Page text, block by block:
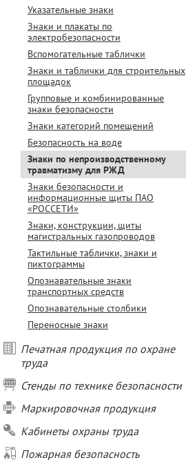
Указательные знаки
Знаки и плакаты по
электробезопасности
Вспомогательные таблички
Знаки и таблички для строительных
площадок
Групповые и комбинированные
знаки безопасности
Знаки категорий помещений
Безопасность на воде
Знаки по непроизводственному
травматизму для РЖД
Знаки безопасности и
информационные щиты ПАО
«РОССЕТИ»
Знаки, конструкции, щиты
магистральных газопроводов
Тактильные таблички, знаки и
пиктограммы
Опознавательные знаки
транспортных средств
Опознавательные столбики
Переносные знаки
Печатная продукция по охране
труда
Стенды по технике безопасности
Маркировочная продукция
Кабинеты охраны труда
Пожарная безопасность